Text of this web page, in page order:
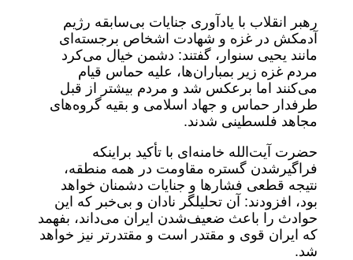
رهبر انقلاب با یادآوری جنایات بی‌سابقه رژیم
آدمکش در غزه و شهادت اشخاص برجسته‌ای
مانند یحیی سنوار، گفتند: دشمن خیال می‌کرد
مردم غزه زیر بمباران‌ها، علیه حماس قیام
می‌کنند اما برعکس شد و مردم بیشتر از قبل
طرفدار حماس و جهاد اسلامی و بقیه گروه‌های
مجاهد فلسطینی شدند.
حضرت آیت‌الله خامنه‌ای با تأکید براینکه
فراگیرشدن گستره مقاومت در همه منطقه،
نتیجه قطعی فشارها و جنایات دشمنان خواهد
بود، افزودند: آن تحلیلگر نادان و بی‌خبر که این
حوادث را باعث ضعیف‌شدن ایران می‌داند، بفهمد
که ایران قوی و مقتدر است و مقتدرتر نیز خواهد
شد.